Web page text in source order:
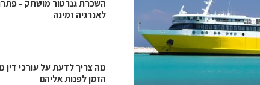
השכרת גנרטור מושתק -
לאנרגיה זמינה
מה צריך לדעת על עורכי דין
הזמן לפנות אליהם